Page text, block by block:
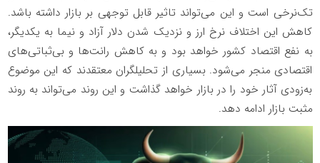
تک‌نرخی است و این می‌تواند تاثیر قابل توجهی بر بازار داشته باشد.
کاهش این اختلاف نرخ ارز و نزدیک شدن دلار آزاد و نیما به یکدیگر،
به نفع اقتصاد کشور خواهد بود و به کاهش رانت‌ها و بی‌ثباتی‌های
اقتصادی منجر می‌شود. بسیاری از تحلیلگران معتقدند که این موضوع
به‌زودی آثار خود را در بازار خواهد گذاشت و این روند می‌تواند به روند
مثبت بازار ادامه دهد.